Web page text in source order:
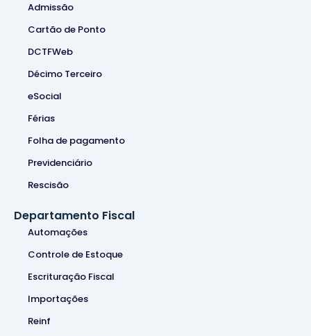
Admissão
Cartão de Ponto
DCTFWeb
Décimo Terceiro
eSocial
Férias
Folha de pagamento
Previdenciário
Rescisão
Departamento Fiscal
Automações
Controle de Estoque
Escrituração Fiscal
Importações
Reinf